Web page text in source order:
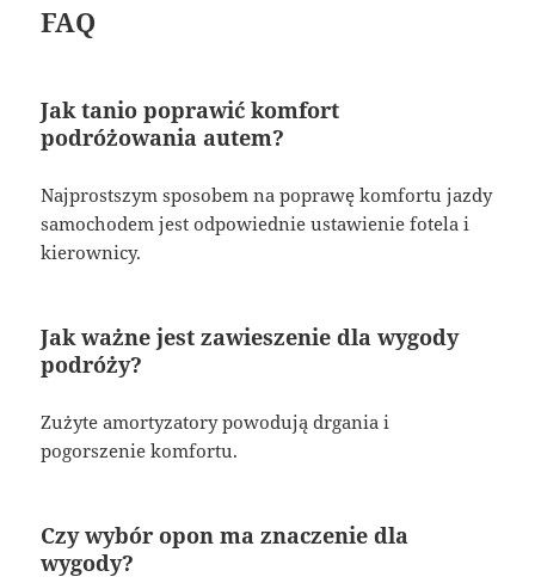
FAQ
Jak tanio poprawić komfort
podróżowania autem?
Najprostszym sposobem na poprawę komfortu jazdy
samochodem jest odpowiednie ustawienie fotela i
kierownicy.
Jak ważne jest zawieszenie dla wygody
podróży?
Zużyte amortyzatory powodują drgania i
pogorszenie komfortu.
Czy wybór opon ma znaczenie dla
wygody?